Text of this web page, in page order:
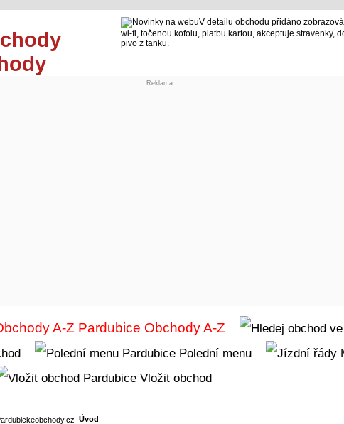
V detailu obchodu přidáno
wi-fi, točenou kofolu, platbu kartou, akceptuje stravenky,
pivo z tanku.
Reklama
Obchody A-Z
Polední menu
Vložit obchod
Úvod